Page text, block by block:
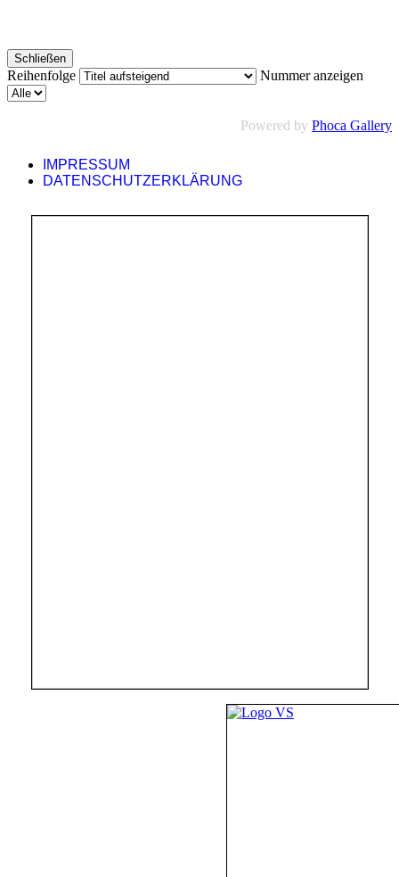
Schließen
Reihenfolge Nummer anzeigen
Powered by Phoca Gallery
IMPRESSUM
DATENSCHUTZERKLÄRUNG